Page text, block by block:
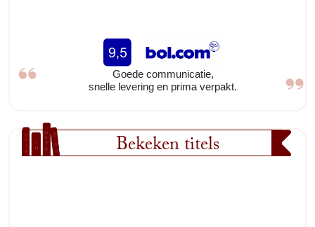
Goede communicatie,
snelle levering en prima verpakt.
Bekeken titels